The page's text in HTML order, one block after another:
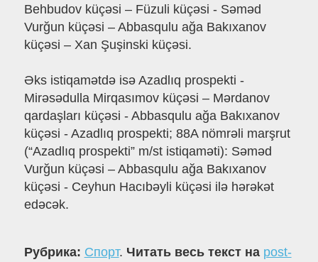
Behbudov küçəsi – Füzuli küçəsi - Səməd
Vurğun küçəsi – Abbasqulu ağa Bakıxanov
küçəsi – Xan Şuşinski küçəsi.
Əks istiqamətdə isə Azadlıq prospekti -
Mirəsədulla Mirqasımov küçəsi – Mərdanov
qardaşları küçəsi - Abbasqulu ağa Bakıxanov
küçəsi - Azadlıq prospekti; 88A nömrəli marşrut
(“Azadlıq prospekti” m/st istiqaməti): Səməd
Vurğun küçəsi – Abbasqulu ağa Bakıxanov
küçəsi - Ceyhun Hacıbəyli küçəsi ilə hərəkət
edəcək.
Рубрика: Спорт. Читать весь текст на post-